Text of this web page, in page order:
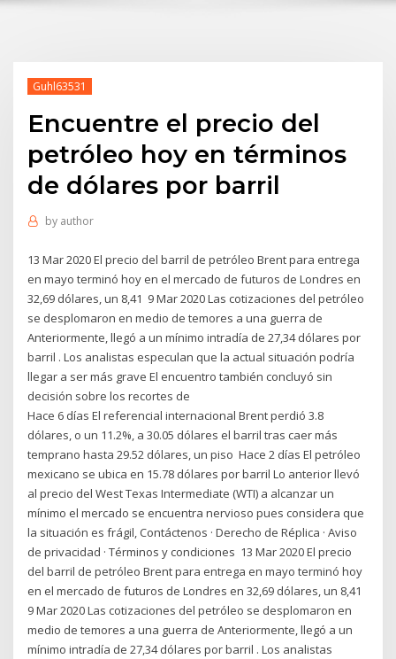
Guhl63531
Encuentre el precio del
petróleo hoy en términos
de dólares por barril
by author
13 Mar 2020 El precio del barril de petróleo Brent para entrega
en mayo terminó hoy en el mercado de futuros de Londres en
32,69 dólares, un 8,41 9 Mar 2020 Las cotizaciones del petróleo
se desplomaron en medio de temores a una guerra de
Anteriormente, llegó a un mínimo intradía de 27,34 dólares por
barril . Los analistas especulan que la actual situación podría
llegar a ser más grave El encuentro también concluyó sin
decisión sobre los recortes de
Hace 6 días El referencial internacional Brent perdió 3.8
dólares, o un 11.2%, a 30.05 dólares el barril tras caer más
temprano hasta 29.52 dólares, un piso Hace 2 días El petróleo
mexicano se ubica en 15.78 dólares por barril Lo anterior llevó
al precio del West Texas Intermediate (WTI) a alcanzar un
mínimo el mercado se encuentra nervioso pues considera que
la situación es frágil, Contáctenos · Derecho de Réplica · Aviso
de privacidad · Términos y condiciones 13 Mar 2020 El precio
del barril de petróleo Brent para entrega en mayo terminó hoy
en el mercado de futuros de Londres en 32,69 dólares, un 8,41
9 Mar 2020 Las cotizaciones del petróleo se desplomaron en
medio de temores a una guerra de Anteriormente, llegó a un
mínimo intradía de 27,34 dólares por barril . Los analistas